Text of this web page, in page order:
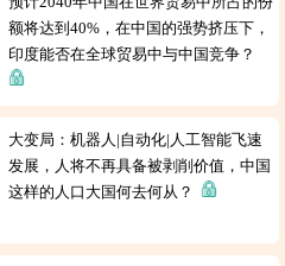
额将达到40%，在中国的强势挤压下，
印度能否在全球贸易中与中国竞争？
大变局：机器人|自动化|人工智能飞速
发展，人将不再具备被剥削价值，中国
这样的人口大国何去何从？